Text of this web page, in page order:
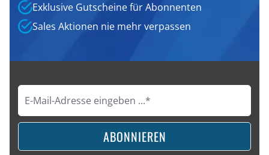
Exklusive Gutscheine für Abonnenten
Sales Aktionen nie mehr verpassen
ABONNIEREN